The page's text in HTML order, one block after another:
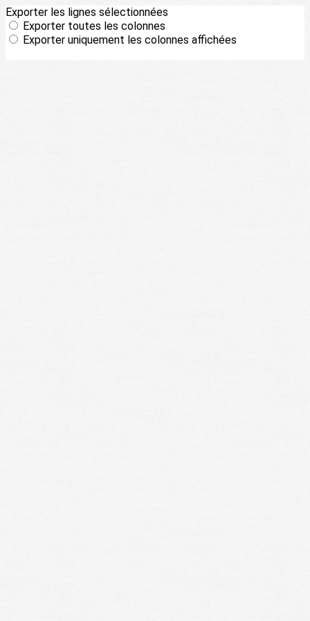
Exporter les lignes sélectionnées
Exporter toutes les colonnes
Exporter uniquement les colonnes affichées